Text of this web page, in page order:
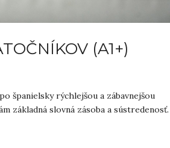
(A1+)
španielsky rýchlejšou a zábavnejšou
základná slovná zásoba a